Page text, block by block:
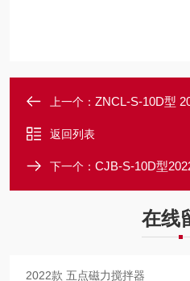
上一个： ZNCL-S-10D型
返回列表
下一个： CJB-S-10D型
在线